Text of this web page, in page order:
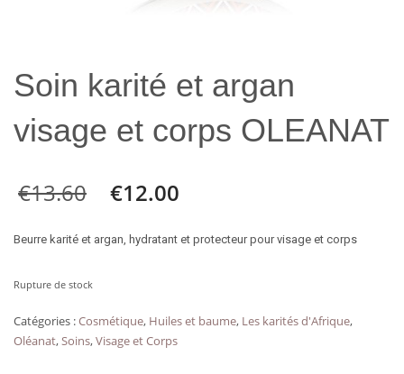
Soin karité et argan
visage et corps OLEANAT
€13.60 €12.00
Beurre karité et argan, hydratant et protecteur pour visage et corps
Rupture de stock
Catégories :Cosmétique, Huiles et baume, Les karités d'Afrique,
Oléanat,Soins,Visage et Corps